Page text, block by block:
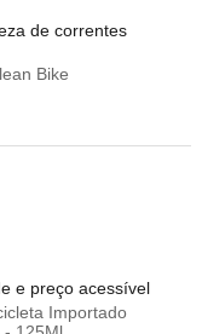
de correntes
Bike
e preço acessível
Importado